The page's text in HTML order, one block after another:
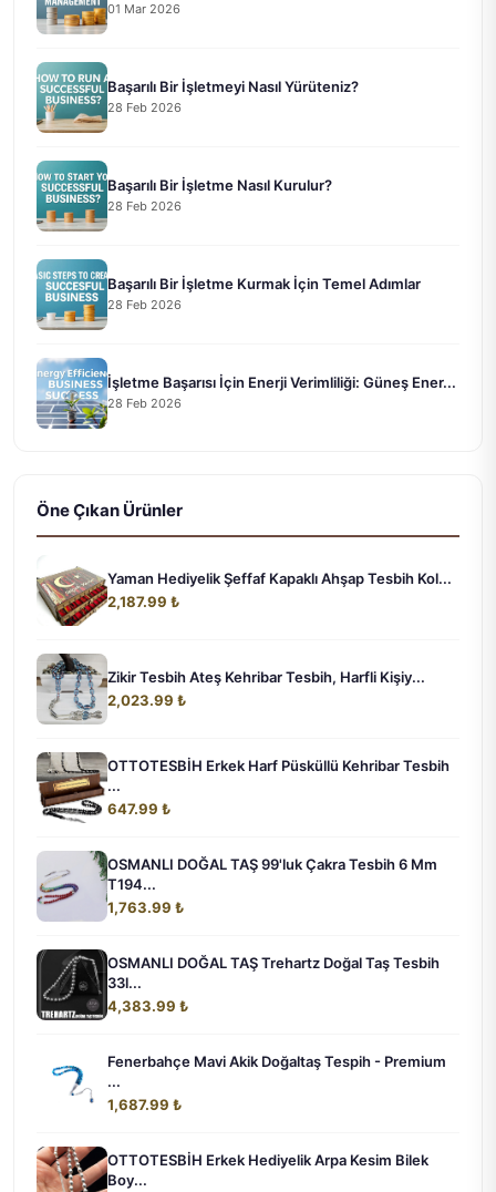
01 Mar 2026
Başarılı Bir İşletmeyi Nasıl Yürüteniz?
28 Feb 2026
Başarılı Bir İşletme Nasıl Kurulur?
28 Feb 2026
Başarılı Bir İşletme Kurmak İçin Temel Adımlar
28 Feb 2026
İşletme Başarısı İçin Enerji Verimliliği: Güneş Ener...
28 Feb 2026
Öne Çıkan Ürünler
Yaman Hediyelik Şeffaf Kapaklı Ahşap Tesbih Kol...
2,187.99 ₺
Zikir Tesbih Ateş Kehribar Tesbih, Harfli Kişiy...
2,023.99 ₺
OTTOTESBİH Erkek Harf Püsküllü Kehribar Tesbih
...
647.99 ₺
OSMANLI DOĞAL TAŞ 99'luk Çakra Tesbih 6 Mm
T194...
1,763.99 ₺
OSMANLI DOĞAL TAŞ Trehartz Doğal Taş Tesbih
33l...
4,383.99 ₺
Fenerbahçe Mavi Akik Doğaltaş Tespih - Premium
...
1,687.99 ₺
OTTOTESBİH Erkek Hediyelik Arpa Kesim Bilek
Boy...